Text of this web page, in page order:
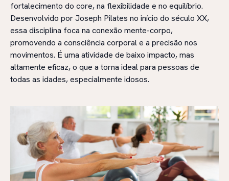
fortalecimento do core, na flexibilidade e no equilíbrio.
Desenvolvido por Joseph Pilates no início do século XX,
essa disciplina foca na conexão mente-corpo,
promovendo a consciência corporal e a precisão nos
movimentos. É uma atividade de baixo impacto, mas
altamente eficaz, o que a torna ideal para pessoas de
todas as idades, especialmente idosos.